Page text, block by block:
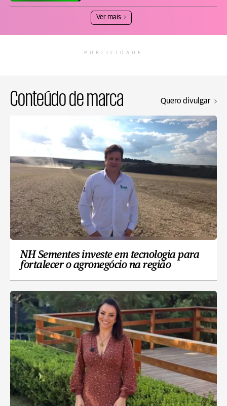
Ver mais
PUBLICIDADE
Conteúdo de marca Quero divulgar
NH Sementes investe em tecnologia para
fortalecer o agronegócio na região